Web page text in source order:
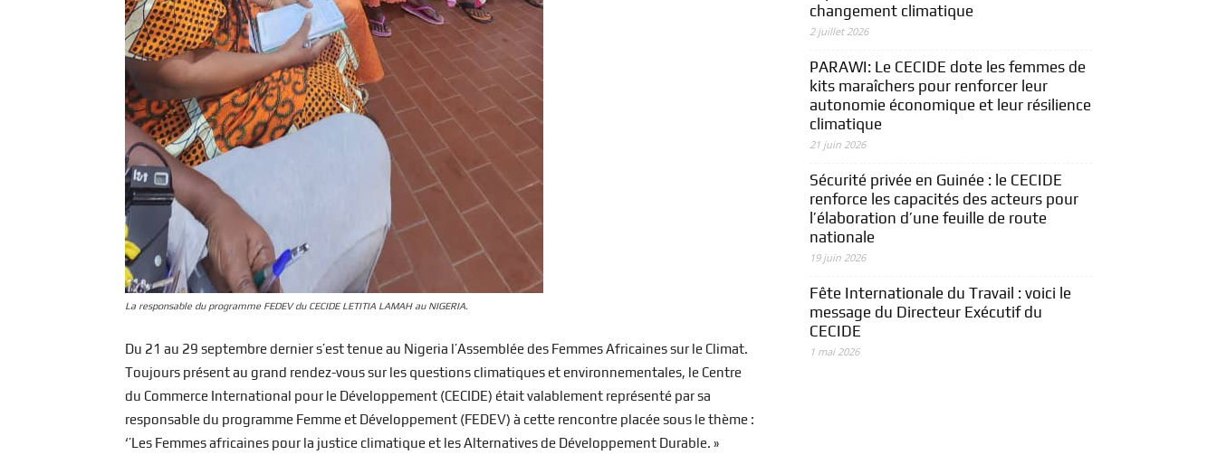
La responsable du programme FEDEV du CECIDE LETITIA LAMAH au NIGERIA.
Du 21 au 29 septembre dernier s’est tenue au Nigeria l’Assemblée des Femmes Africaines sur le Climat.
Toujours présent au grand rendez-vous sur les questions climatiques et environnementales, le Centre
du Commerce International pour le Développement (CECIDE) était valablement représenté par sa
responsable du programme Femme et Développement (FEDEV) à cette rencontre placée sous le thème :
‘’Les Femmes africaines pour la justice climatique et les Alternatives de Développement Durable. »
changement climatique
2 juillet 2026
PARAWI: Le CECIDE dote les femmes de
kits maraîchers pour renforcer leur
autonomie économique et leur résilience
climatique
21 juin 2026
Sécurité privée en Guinée : le CECIDE
renforce les capacités des acteurs pour
l’élaboration d’une feuille de route
nationale
19 juin 2026
Fête Internationale du Travail : voici le
message du Directeur Exécutif du
CECIDE
1 mai 2026